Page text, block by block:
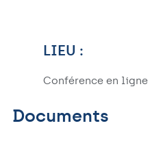
LIEU :
Conférence en ligne
Documents